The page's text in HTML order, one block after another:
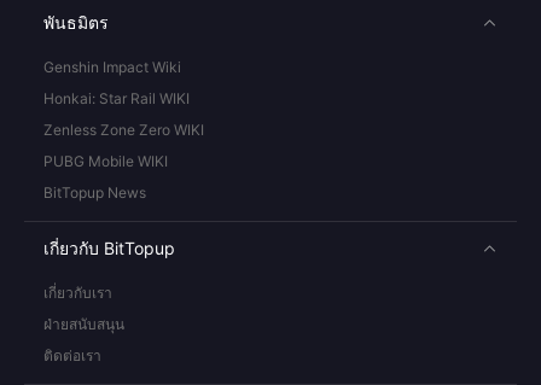
พันธมิตร
Genshin Impact Wiki
Honkai: Star Rail WIKI
Zenless Zone Zero WIKI
PUBG Mobile WIKI
BitTopup News
เกี่ยวกับ BitTopup
เกี่ยวกับเรา
ฝ่ายสนับสนุน
ติดต่อเรา